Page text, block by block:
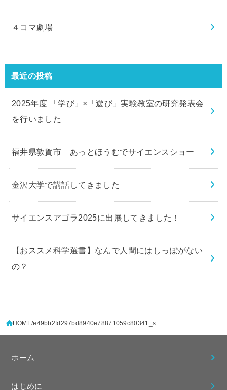
４コマ劇場
最近の投稿
2025年度 「学び」×「遊び」実験教室の研究発表会
を行いました
福井県敦賀市 あっとほうむでサイエンスショー
金沢大学で講話してきました
サイエンスアゴラ2025に出展してきました！
【おススメ科学選書】なんで人間にはしっぽがない
の？
HOME e49bb2fd297bd8940e78871059c80341_s
ホーム
はじめに